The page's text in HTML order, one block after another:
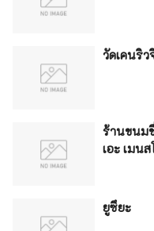
วัดเคนริว
ร้านขนมชื่
เอะ เมน
ยูซึยะ